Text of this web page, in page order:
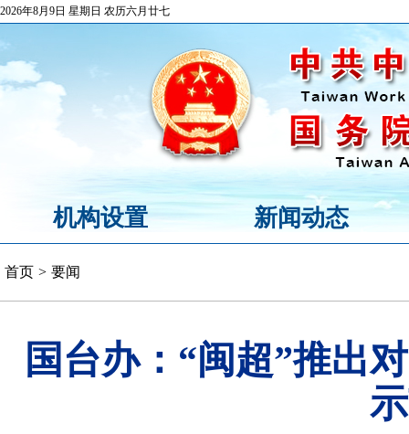
2026年8月9日 星期日 农历六月廿七
机构设置 新闻动态
首页 > 要闻
国台办：“闽超”推出